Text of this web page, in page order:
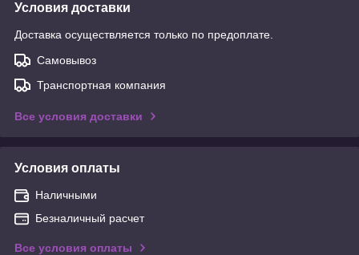
Условия доставки
Доставка осуществляется только по предоплате.
Самовывоз
Транспортная компания
Все условия доставки
Условия оплаты
Наличными
Безналичный расчет
Все условия оплаты